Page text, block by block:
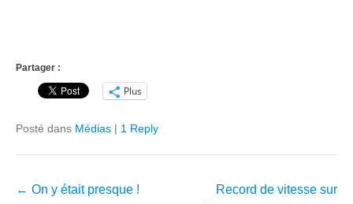
Partager :
Plus
Posté dans Médias | 1 Reply
Navigation
← On y était presque !
Record de vitesse sur